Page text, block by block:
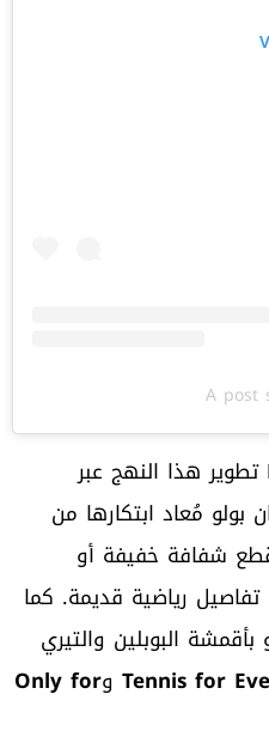
A post
تطوير هذا النهج عبر
مُعاد ابتكارها من
شفافة خفيفة أو
رياضية قديمة. كما
البوبلين والتيري
Tennis for وOnly for